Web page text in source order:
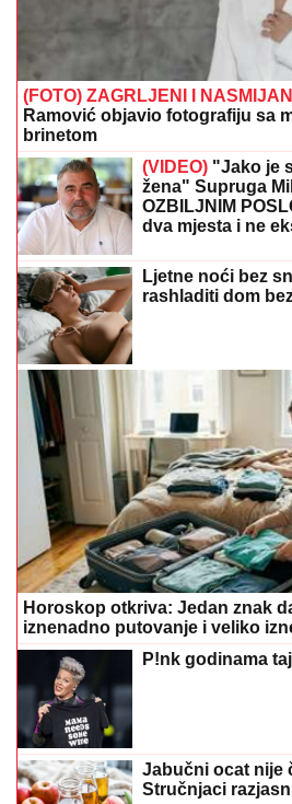
(FOTO) ZAGRLJENI I NASMIJANI
Ramović objavio fotografiju sa
brinetom
(VIDEO) "Jako je
žena" Supruga
OZBILJNIM
dva mjesta i ne
Ljetne noći bez
rashladiti dom
Horoskop otkriva: Jedan znak
iznenadno putovanje i veliko
P!nk godinama
Jabučni ocat nije
Stručnjaci